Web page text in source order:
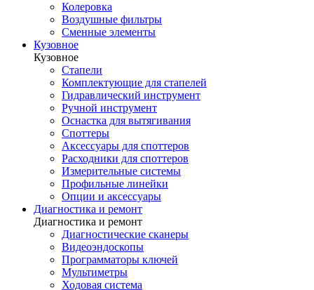
Колеровка
Воздушные фильтры
Сменные элементы
Кузовное
Кузовное
Стапели
Комплектующие для стапелей
Гидравлический инструмент
Ручной инструмент
Оснастка для вытягивания
Споттеры
Аксессуары для споттеров
Расходники для споттеров
Измерительные системы
Профильные линейки
Опции и аксессуары
Диагностика и ремонт
Диагностика и ремонт
Диагностические сканеры
Видеоэндоскопы
Программаторы ключей
Мультиметры
Ходовая система